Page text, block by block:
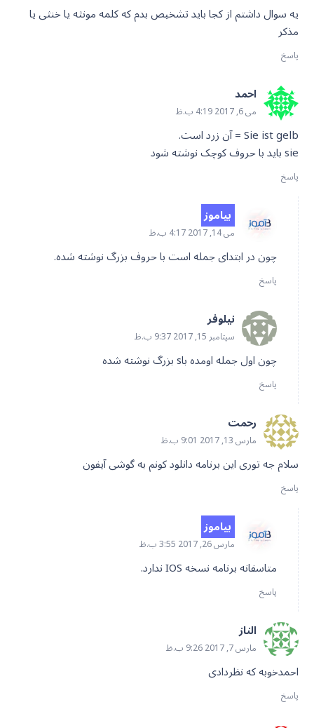
یه سوال داشتم از کجا باید تشخیص بدم که کلمه مونثه یا خنثی یا
مذکر
پاسخ
احمد
می 6, 2017 4:19 ب.ظ
Sie ist gelb = آن زرد است.
sie باید با حروف کوچک نوشته شود
پاسخ
بیاموز
می 14, 2017 4:17 ب.ظ
چون در ابتدای جمله است با حروف بزرگ نوشته شده.
پاسخ
نیلوفر
سپتامبر 15, 2017 9:37 ب.ظ
چون اول جمله اومده باs بزرگ نوشته شده
پاسخ
رحمت
مارس 13, 2017 9:01 ب.ظ
سلام جه توری این برنامه دانلود کونم به گوشی آیفون
پاسخ
بیاموز
مارس 26, 2017 3:55 ب.ظ
متاسفانه برنامه نسخه IOS ندارد.
پاسخ
الناز
مارس 7, 2017 9:26 ب.ظ
احمدخوبه که نظردادی
پاسخ